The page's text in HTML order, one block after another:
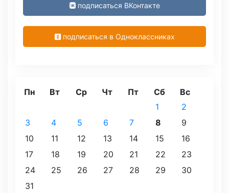
подписаться ВКонтакте
подписаться в Одноклассниках
Пн Вт Ср Чт Пт Сб
Вс
1
2
3
4 5 6 7 8
9
10
11 12 13 14 15
16
17
18 19 20 21 22
23
24
25 26 27 28 29
30
31